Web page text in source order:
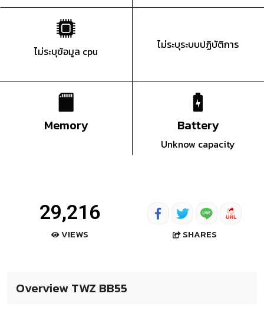
ไม่ระบุข้อมูล cpu ไม่ระบุระบบปฏิบัติการ
Memory Battery
Unknow capacity
29,216
VIEWS SHARES
Overview TWZ BB55